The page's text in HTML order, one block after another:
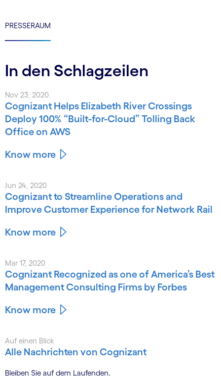
PRESSERAUM
In den Schlagzeilen
Nov 23, 2020
Cognizant Helps Elizabeth River Crossings
Deploy 100% “Built-for-Cloud” Tolling Back
Office on AWS
Know more
Jun 24, 2020
Cognizant to Streamline Operations and
Improve Customer Experience for Network Rail
Know more
Mar 17, 2020
Cognizant Recognized as one of America’s Best
Management Consulting Firms by Forbes
Know more
Auf einen Blick
Alle Nachrichten von Cognizant
Bleiben Sie auf dem Laufenden.